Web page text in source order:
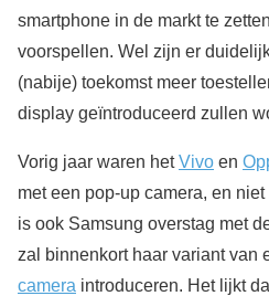
smartphone in de markt te
voorspellen. Wel zijn er
(nabije) toekomst meer
display geïntroduceerd zullen
Vorig jaar waren hetVivo en
met een pop-up camera, en
is ook Samsung overstag met
zal binnenkort haar variant van
camera introduceren. Het lijkt